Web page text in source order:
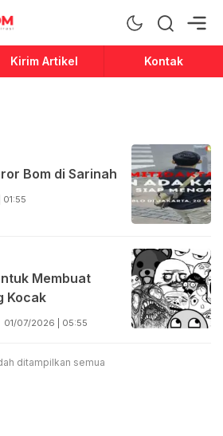
Inspirasi
Kirim Artikel Kontak
Bom di Sarinah
Membuat
Kocak
01/07/2026 | 05:55
ditampilkan semua